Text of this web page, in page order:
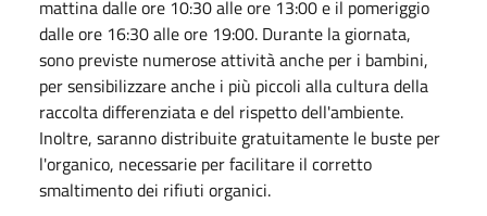
mattina dalle ore 10:30 alle ore 13:00 e il pomeriggio
dalle ore 16:30 alle ore 19:00. Durante la giornata,
sono previste numerose attività anche per i bambini,
per sensibilizzare anche i più piccoli alla cultura della
raccolta differenziata e del rispetto dell'ambiente.
Inoltre, saranno distribuite gratuitamente le buste per
l'organico, necessarie per facilitare il corretto
smaltimento dei rifiuti organici.